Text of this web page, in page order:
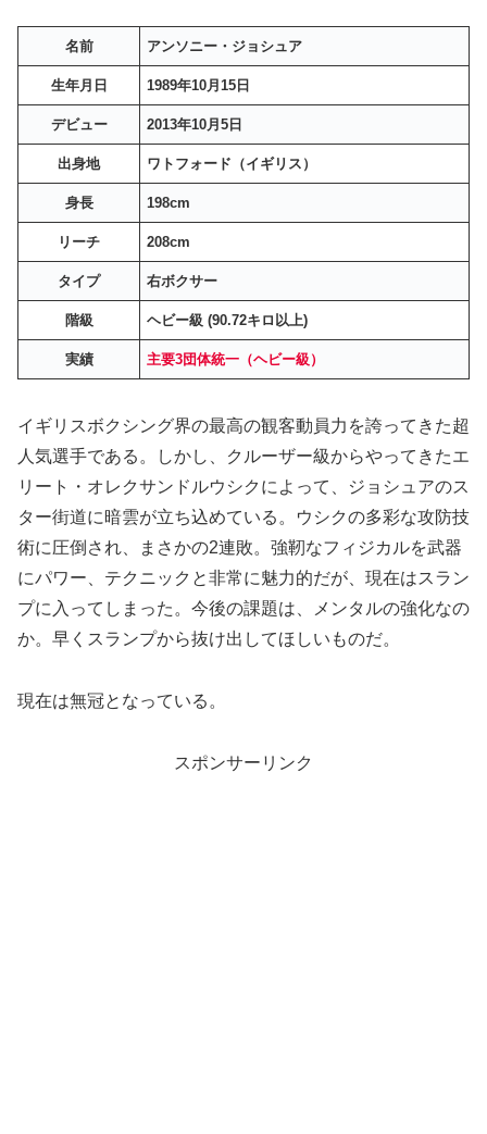
名前 アンソニー・ジョシュア
生年月日 1989年10月15日
デビュー 2013年10月5日
出身地 ワトフォード（イギリス）
身長 198cm
リーチ 208cm
タイプ 右ボクサー
階級 ヘビー級 (90.72キロ以上)
実績 主要3団体統一（ヘビー級）
イギリスボクシング界の最高の観客動員力を誇ってきた超
人気選手である。しかし、クルーザー級からやってきたエ
リート・オレクサンドルウシクによって、ジョシュアのス
ター街道に暗雲が立ち込めている。ウシクの多彩な攻防技
術に圧倒され、まさかの2連敗。強靭なフィジカルを武器
にパワー、テクニックと非常に魅力的だが、現在はスラン
プに入ってしまった。今後の課題は、メンタルの強化なの
か。早くスランプから抜け出してほしいものだ。
現在は無冠となっている。
スポンサーリンク